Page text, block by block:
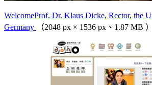
WelcomeProf. Dr. Klaus Dicke, Rector, the
Germany
（2048 px × 1536 px、1.87 MB ）